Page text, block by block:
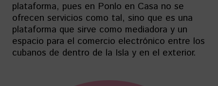
plataforma, pues en Ponlo en Casa no se
ofrecen servicios como tal, sino que es una
plataforma que sirve como mediadora y un
espacio para el comercio electrónico entre los
cubanos de dentro de la Isla y en el exterior.